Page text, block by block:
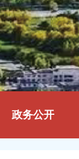
政务公开